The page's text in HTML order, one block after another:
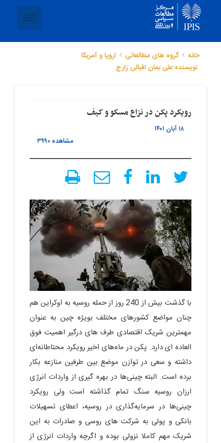
خانه گروه های مطالعاتی
اروپا و آمریکا
نویسنده:علی بمان اقبالی زارچ
رویکرد پکن در نزاع مسکو و کیف
۱۸ آبان ۱۴۰۱
مشاهده ۳۹۹۰
با گذشت بیش از 240 روز از حمله روسیه به اوکراین هم
چنان مواضع کشورهای مختلف بویژه چین به عنوان
مهمترین شریک اقتصادی طرف های درگیر اهمیت فوق
العاده ای دارد. پکن در ماه‌های اخیر رویکرد محتاطانه‌ای
داشته و سعی در توازن موضع بین طرفین منازعه بکار
برده است. البته چینی‌ها در بهره گیری از واردات انرژی
ارزان روسیه سنگ تمام گذاشته است ولی رویکرد
چینی‌ها در سرمایه‌گذاری در روسیه، اعطای تسهیلات
بانکی و پولی به شرکت های روسی و صادرات به این
شریک مهم کاملا نزولی بوده و اگرچه واردات انرژی از